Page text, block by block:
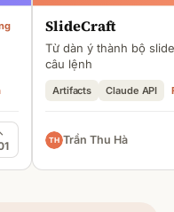
SlideCraft
Từ dàn ý thành bộ
câu lệnh
Artifacts Claude API
Trần Thu Hà